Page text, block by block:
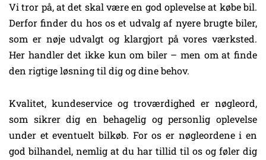
Vi tror på, at det skal være en god oplevelse at købe bil.
Derfor finder du hos os et udvalg af nyere brugte biler,
som er nøje udvalgt og klargjort på vores værksted.
Her handler det ikke kun om biler – men om at finde
den rigtige løsning til dig og dine behov.
Kvalitet, kundeservice og troværdighed er nøgleord,
som sikrer dig en behagelig og personlig oplevelse
under et eventuelt bilkøb. For os er nøgleordene i en
god bilhandel, nemlig at du har tillid til os og føler dig